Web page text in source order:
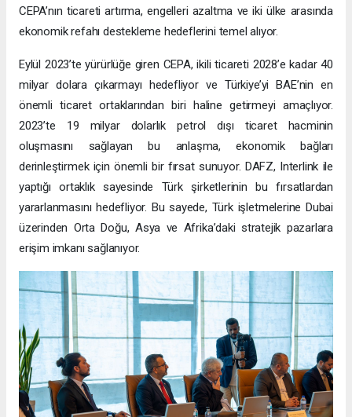
CEPA’nın ticareti artırma, engelleri azaltma ve iki ülke arasında
ekonomik refahı destekleme hedeflerini temel alıyor.
Eylül 2023’te yürürlüğe giren CEPA, ikili ticareti 2028’e kadar 40
milyar dolara çıkarmayı hedefliyor ve Türkiye’yi BAE’nin en
önemli ticaret ortaklarından biri haline getirmeyi amaçlıyor.
2023’te 19 milyar dolarlık petrol dışı ticaret hacminin
oluşmasını sağlayan bu anlaşma, ekonomik bağları
derinleştirmek için önemli bir fırsat sunuyor. DAFZ, Interlink ile
yaptığı ortaklık sayesinde Türk şirketlerinin bu fırsatlardan
yararlanmasını hedefliyor. Bu sayede, Türk işletmelerine Dubai
üzerinden Orta Doğu, Asya ve Afrika’daki stratejik pazarlara
erişim imkanı sağlanıyor.